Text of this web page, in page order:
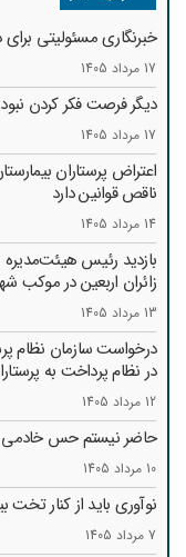
خبرنگاری مسئولیتی
17 مرداد 1405
دیگر فرصت فکر کردن نبود
17 مرداد 1405
اعتراض پرستاران
ناقص قوانین دارد
14 مرداد 1405
بازدید رئیس هیئت‌مدیره
زائران اربعین در موکب
13 مرداد 1405
درخواست سازمان نظام
در نظام پرداخت به
12 مرداد 1405
حاضر نیستم حس خادمی
10 مرداد 1405
نوآوری باید از کنار تخت
7 مرداد 1405